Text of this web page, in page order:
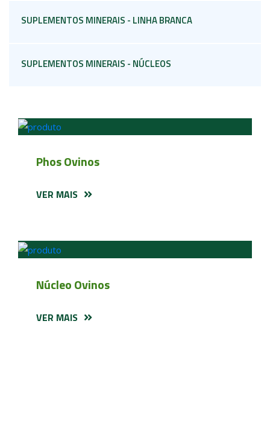
SUPLEMENTOS MINERAIS - LINHA BRANCA
SUPLEMENTOS MINERAIS - NÚCLEOS
Phos Ovinos
VER MAIS
Núcleo Ovinos
VER MAIS